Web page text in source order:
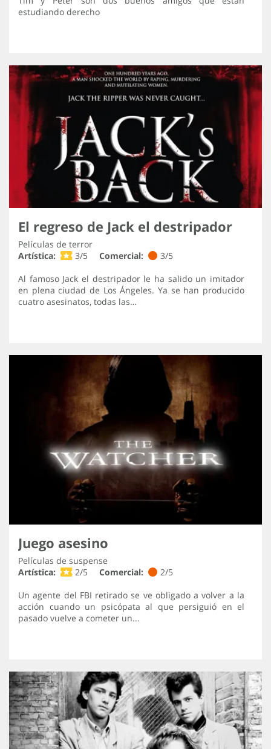
estudiando derecho
El regreso de Jack el destripador
Películas de terror
Artística:
3/5 Comercial:
3/5
Al famoso Jack el destripador le ha salido un imitador
en plena ciudad de Los Ángeles. Ya se han producido
cuatro asesinatos, todas las…
Juego asesino
Películas de suspense
Artística:
2/5 Comercial:
2/5
Un agente del FBI retirado se ve obligado a volver a la
acción cuando un psicópata al que persiguió en el
pasado vuelve a cometer un...